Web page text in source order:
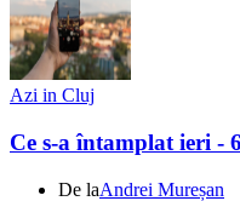
Azi in Cluj
Ce s-a întamplat ieri -
De laAndrei Mureșan